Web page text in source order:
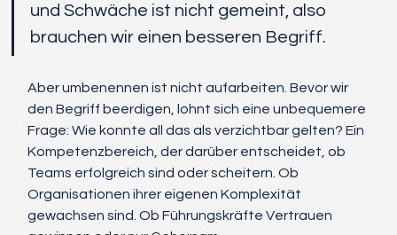
und Schwäche ist nicht gemeint, also
brauchen wir einen besseren Begriff.
Aber umbenennen ist nicht aufarbeiten. Bevor wir
den Begriff beerdigen, lohnt sich eine unbequemere
Frage: Wie konnte all das als verzichtbar gelten? Ein
Kompetenzbereich, der darüber entscheidet, ob
Teams erfolgreich sind oder scheitern. Ob
Organisationen ihrer eigenen Komplexität
gewachsen sind. Ob Führungskräfte Vertrauen